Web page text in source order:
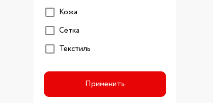
Кожа
Сетка
Текстиль
Применить